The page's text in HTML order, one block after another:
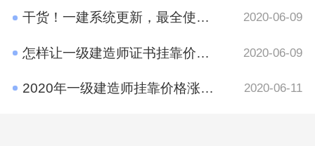
干货！一建系统更新，最全使用攻略在这里 2020-06-09
怎样让一级建造师证书挂靠价格​更高？ 2020-06-09
2020年一级建造师挂靠价格涨了吗？ 2020-06-11